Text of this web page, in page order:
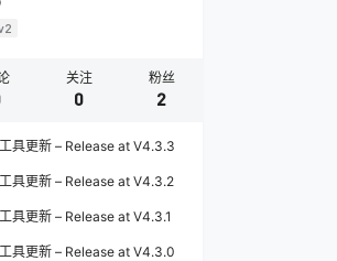
关注
0
粉丝
2
具更新 – Release at V4.3.3
具更新 – Release at V4.3.2
具更新 – Release at V4.3.1
具更新 – Release at V4.3.0